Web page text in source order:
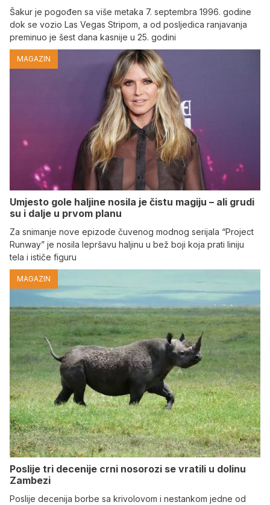
Šakur je pogođen sa više metaka 7. septembra 1996. godine
dok se vozio Las Vegas Stripom, a od posljedica ranjavanja
preminuo je šest dana kasnije u 25. godini
MAGAZIN
Umjesto gole haljine nosila je čistu magiju – ali grudi
su i dalje u prvom planu
Za snimanje nove epizode čuvenog modnog serijala “Project
Runway” je nosila lepršavu haljinu u bež boji koja prati liniju
tela i ističe figuru
MAGAZIN
Poslije tri decenije crni nosorozi se vratili u dolinu
Zambezi
Poslije decenija borbe sa krivolovom i nestankom jedne od